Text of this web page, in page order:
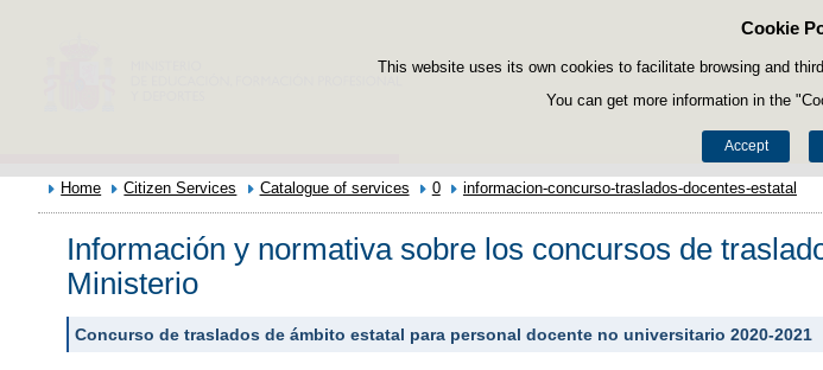
Cookie
This website uses its own cookies to facilitate browsing and
You can get more information in the
Accept
Home Citizen Services Catalogue of services 0 informacion-concurso-traslados-docentes-estatal
Información y normativa sobre los concursos de
Ministerio
Concurso de traslados de ámbito estatal para personal docente no universitario 2020-2021